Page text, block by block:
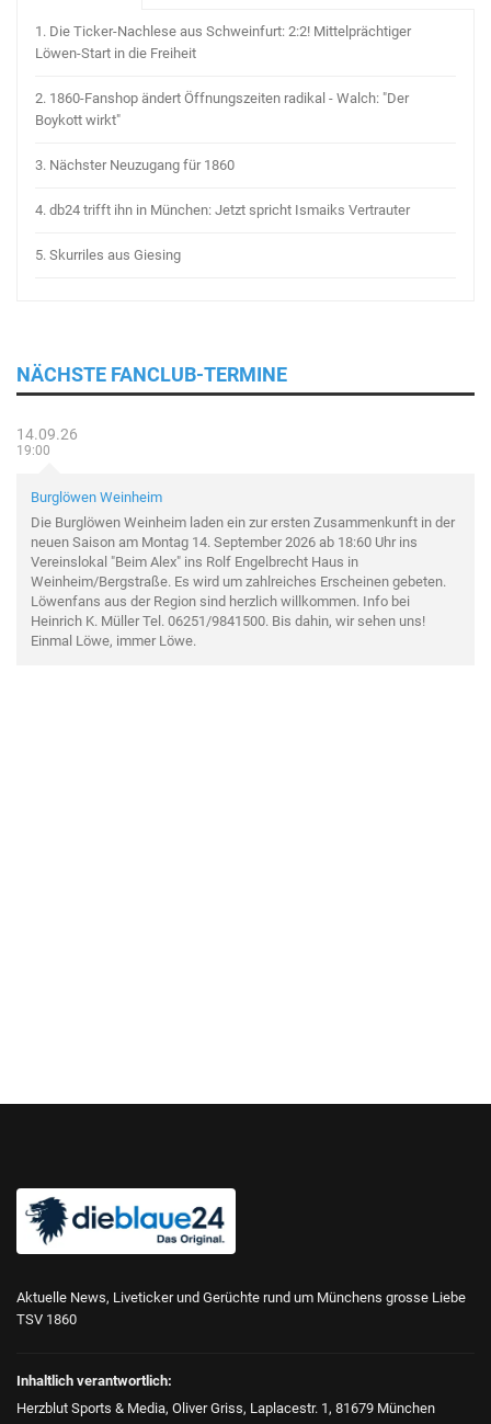
1. Die Ticker-Nachlese aus Schweinfurt: 2:2! Mittelprächtiger
Löwen-Start in die Freiheit
2. 1860-Fanshop ändert Öffnungszeiten radikal - Walch: "Der
Boykott wirkt"
3. Nächster Neuzugang für 1860
4. db24 trifft ihn in München: Jetzt spricht Ismaiks Vertrauter
5. Skurriles aus Giesing
NÄCHSTE FANCLUB-TERMINE
14.09.26
19:00
Burglöwen Weinheim
Die Burglöwen Weinheim laden ein zur ersten Zusammenkunft in der
neuen Saison am Montag 14. September 2026 ab 18:60 Uhr ins
Vereinslokal "Beim Alex" ins Rolf Engelbrecht Haus in
Weinheim/Bergstraße. Es wird um zahlreiches Erscheinen gebeten.
Löwenfans aus der Region sind herzlich willkommen. Info bei
Heinrich K. Müller Tel. 06251/9841500. Bis dahin, wir sehen uns!
Einmal Löwe, immer Löwe.
Aktuelle News, Liveticker und Gerüchte rund um Münchens grosse Liebe
TSV 1860
Inhaltlich verantwortlich:
Herzblut Sports & Media, Oliver Griss, Laplacestr. 1, 81679 München